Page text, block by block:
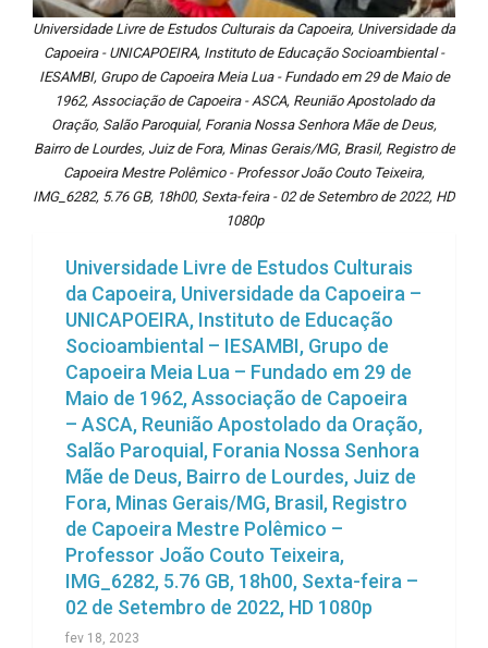
Universidade Livre de Estudos Culturais da Capoeira, Universidade da
Capoeira - UNICAPOEIRA, Instituto de Educação Socioambiental -
IESAMBI, Grupo de Capoeira Meia Lua - Fundado em 29 de Maio de
1962, Associação de Capoeira - ASCA, Reunião Apostolado da
Oração, Salão Paroquial, Forania Nossa Senhora Mãe de Deus,
Bairro de Lourdes, Juiz de Fora, Minas Gerais/MG, Brasil, Registro de
Capoeira Mestre Polêmico - Professor João Couto Teixeira,
IMG_6282, 5.76 GB, 18h00, Sexta-feira - 02 de Setembro de 2022, HD
1080p
Universidade Livre de Estudos Culturais
da Capoeira, Universidade da Capoeira –
UNICAPOEIRA, Instituto de Educação
Socioambiental – IESAMBI, Grupo de
Capoeira Meia Lua – Fundado em 29 de
Maio de 1962, Associação de Capoeira
– ASCA, Reunião Apostolado da Oração,
Salão Paroquial, Forania Nossa Senhora
Mãe de Deus, Bairro de Lourdes, Juiz de
Fora, Minas Gerais/MG, Brasil, Registro
de Capoeira Mestre Polêmico –
Professor João Couto Teixeira,
IMG_6282, 5.76 GB, 18h00, Sexta-feira –
02 de Setembro de 2022, HD 1080p
fev 18, 2023